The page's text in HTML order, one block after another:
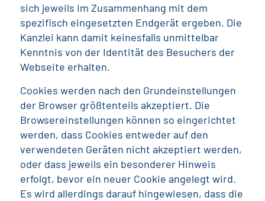
sich jeweils im Zusammenhang mit dem
spezifisch eingesetzten Endgerät ergeben. Die
Kanzlei kann damit keinesfalls unmittelbar
Kenntnis von der Identität des Besuchers der
Webseite erhalten.
Cookies werden nach den Grundeinstellungen
der Browser größtenteils akzeptiert. Die
Browsereinstellungen können so eingerichtet
werden, dass Cookies entweder auf den
verwendeten Geräten nicht akzeptiert werden,
oder dass jeweils ein besonderer Hinweis
erfolgt, bevor ein neuer Cookie angelegt wird.
Es wird allerdings darauf hingewiesen, dass die